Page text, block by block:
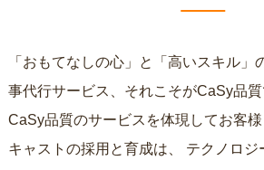
「おもてなしの心」と「高いスキル」
事代行サービス、それこそがCaSy品質
CaSy品質のサービスを体現してお客
キャストの採用と育成は、